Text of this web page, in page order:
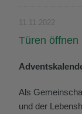
11.11.2022
Türen öffnen
Als
und der